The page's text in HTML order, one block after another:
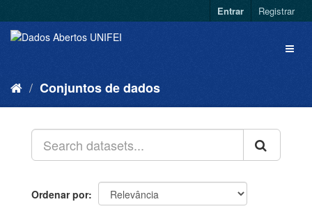
Entrar Registrar
Conjuntos de dados
Ordenar por